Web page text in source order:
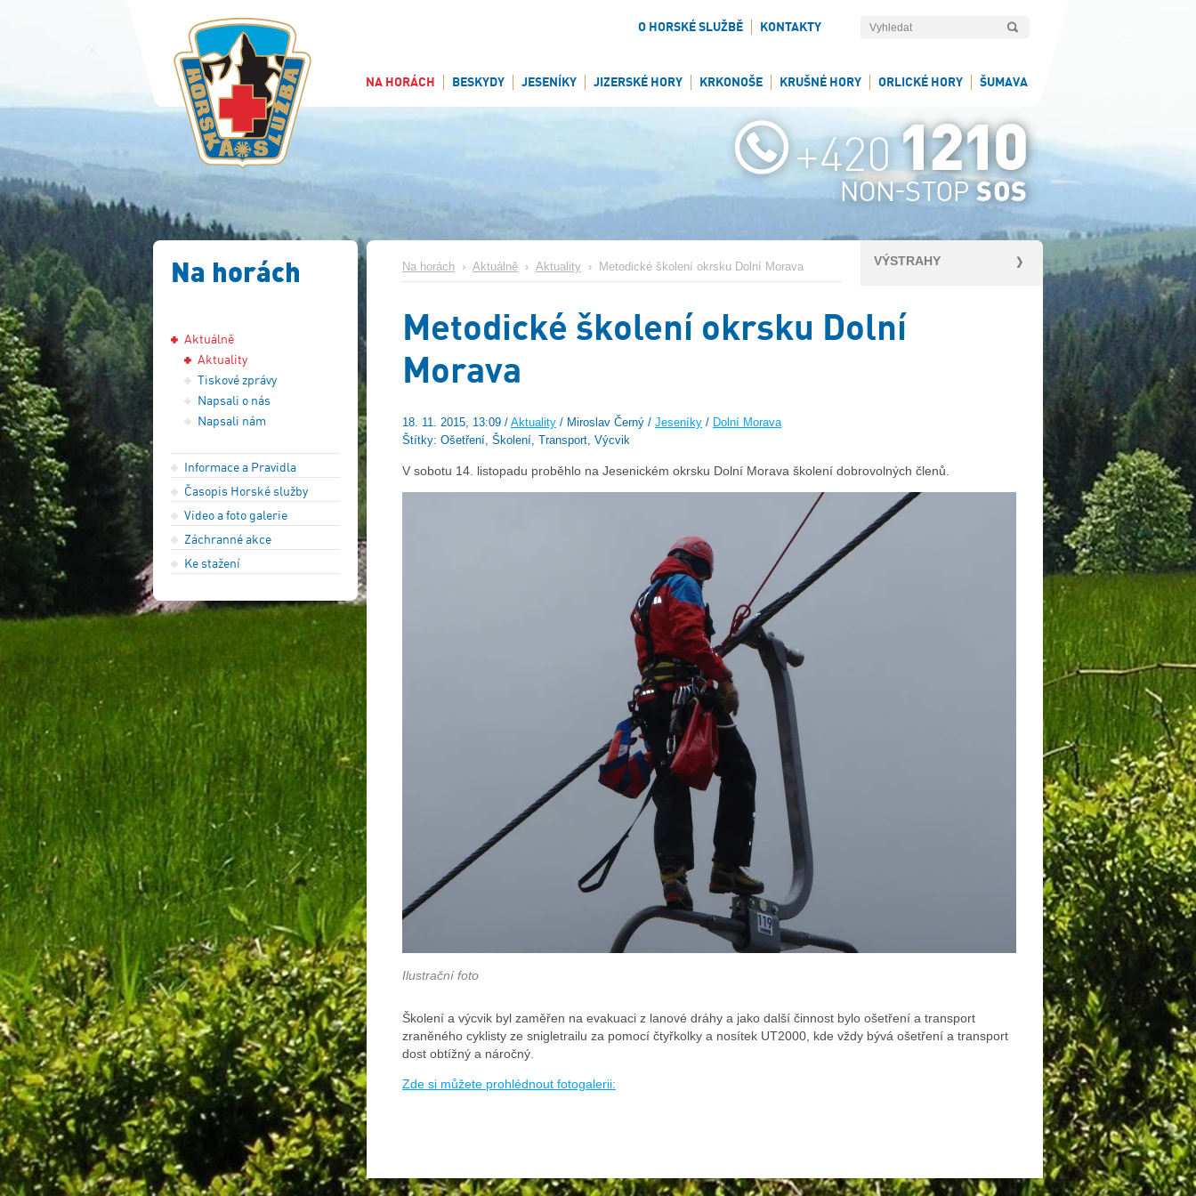
O HORSKÉ SLUŽBĚ KONTAKTY
NA HORÁCH BESKYDY JESENÍKY JIZERSKÉ HORY KRKONOŠE KRUŠNÉ HORY ORLICKÉ HORY ŠUMAVA
Na horách
Aktuálně
Aktuality
Tiskové zprávy
Napsali o nás
Napsali nám
Informace a Pravidla
Časopis Horské služby
Video a foto galerie
Záchranné akce
Ke stažení
VÝSTRAHY
Na horách › Aktuálně › Aktuality › Metodické školení okrsku Dolní Morava
Metodické školení okrsku Dolní
Morava
18. 11. 2015, 13:09 / Aktuality / Miroslav Černý / Jeseníky / Dolní Morava
Štítky: Ošetření, Školení, Transport, Výcvik
V sobotu 14. listopadu proběhlo na Jesenickém okrsku Dolní Morava školení dobrovolných členů.
Ilustrační foto
Školení a výcvik byl zaměřen na evakuaci z lanové dráhy a jako další činnost bylo ošetření a transport
zraněného cyklisty ze snigletrailu za pomocí čtyřkolky a nosítek UT2000, kde vždy bývá ošetření a transport
dost obtížný a náročný.
Zde si můžete prohlédnout fotogalerii: